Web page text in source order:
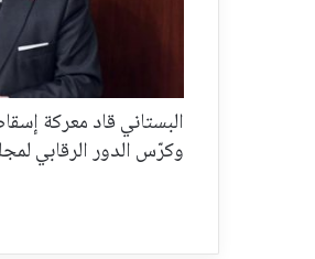
البستاني قاد معركة
وكرّس الدور الرقابي